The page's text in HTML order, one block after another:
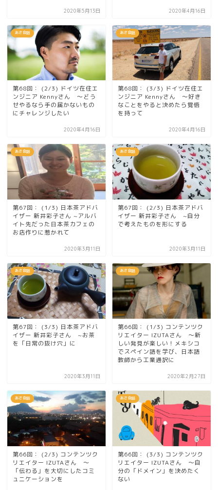
2020年5月13日 2020年4月16日
あさ会話
第68回： (2/3) ドイツ在住エ
ンジニア Kennyさん ～どう
せやるなら手の届かないもの
にチャレンジしたい
2020年4月16日
あさ会話
第68回： (3/3) ドイツ在住エ
ンジニア Kennyさん ～好き
なことをやると決めたら覚悟
を持って
2020年4月16日
あさ会話
第67回： (1/3) 日本茶アドバ
イザー 新井彩子さん ~アルバ
イト先だった日本茶カフェの
お店作りに惹かれて
2020年3月11日
あさ会話
第67回： (2/3) 日本茶アドバ
イザー 新井彩子さん ~自分
で考えたものを形にする
2020年3月11日
あさ会話
第67回： (3/3) 日本茶アドバ
イザー 新井彩子さん ~お茶
を「日常の抜け穴」に
2020年3月11日
あさ会話
第66回： (1/3) コンテンツク
リエイター IZUTAさん ～新
しい発見が楽しい！メキシコ
でスペイン語を学び、日本語
教師から工業通訳に
2020年2月27日
あさ会話
第66回： (2/3) コンテンツク
リエイター IZUTAさん ～
「伝わる」を大切にしたコミ
ュニケーションを
あさ会話
第66回： (3/3) コンテンツク
リエイター IZUTAさん ～自
分の「ドメイン」を決めたく
ない